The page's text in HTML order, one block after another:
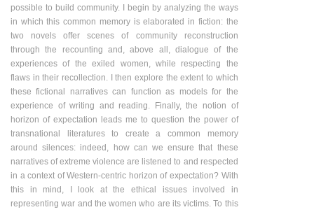
possible to build community. I begin by analyzing the ways
in which this common memory is elaborated in fiction: the
two novels offer scenes of community reconstruction
through the recounting and, above all, dialogue of the
experiences of the exiled women, while respecting the
flaws in their recollection. I then explore the extent to which
these fictional narratives can function as models for the
experience of writing and reading. Finally, the notion of
horizon of expectation leads me to question the power of
transnational literatures to create a common memory
around silences: indeed, how can we ensure that these
narratives of extreme violence are listened to and respected
in a context of Western-centric horizon of expectation? With
this in mind, I look at the ethical issues involved in
representing war and the women who are its victims. To this